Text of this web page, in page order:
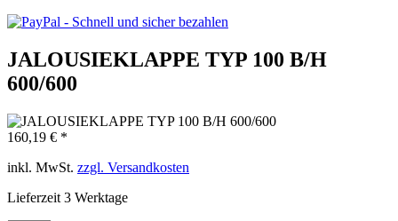
JALOUSIEKLAPPE TYP 100 B/H
600/600
160,19 € *
inkl. MwSt. zzgl. Versandkosten
Lieferzeit 3 Werktage